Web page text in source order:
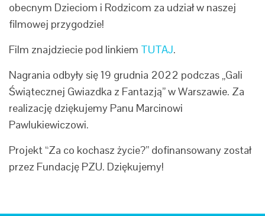
obecnym Dzieciom i Rodzicom za udział w naszej
filmowej przygodzie!
Film znajdziecie pod linkiem TUTAJ.
Nagrania odbyły się 19 grudnia 2022 podczas „Gali
Świątecznej Gwiazdka z Fantazją” w Warszawie. Za
realizację dziękujemy Panu Marcinowi
Pawlukiewiczowi.
Projekt “Za co kochasz życie?” dofinansowany został
przez Fundację PZU. Dziękujemy!